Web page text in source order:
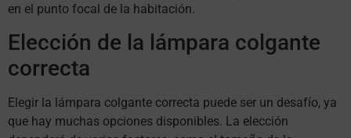
en el punto focal de la habitación.
Elección de la lámpara colgante
correcta
Elegir la lámpara colgante correcta puede ser un desafío, ya
que hay muchas opciones disponibles. La elección